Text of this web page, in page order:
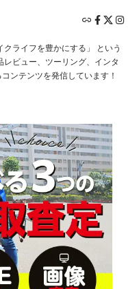
クライフを豊かにする」 という
ビュー、ツーリング、インタ
ンテンツを発信しています！